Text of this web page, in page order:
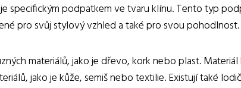
specifickým podpatkem ve tvaru klínu. Tento typ
pro svůj stylový vzhled a také pro svou pohodlnost.
materiálů, jako je dřevo, kork nebo plast.
jako je kůže, semiš nebo textilie. Existují také